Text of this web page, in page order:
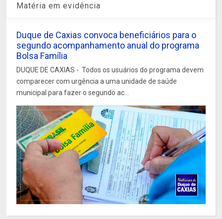
Matéria em evidência
Duque de Caxias convoca beneficiários para o
segundo acompanhamento anual do programa
Bolsa Família
DUQUE DE CAXIAS - Todos os usuários do programa devem
comparecer com urgência a uma unidade de saúde
municipal para fazer o segundo ac...